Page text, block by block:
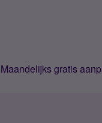
Maandelijks gratis